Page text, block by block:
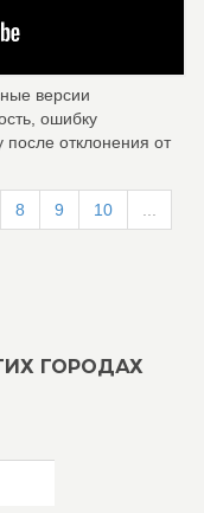
версии
ошибку
отклонения от
8 9 10
ГОРОДАХ